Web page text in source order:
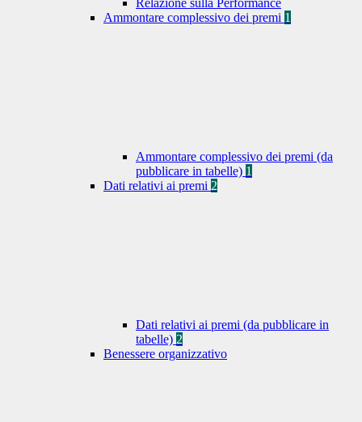
Relazione sulla Performance
Ammontare complessivo dei premi 1
Ammontare complessivo dei premi (da
pubblicare in tabelle) 1
Dati relativi ai premi 2
Dati relativi ai premi (da pubblicare in
tabelle) 2
Benessere organizzativo